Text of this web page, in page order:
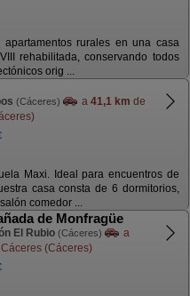
rurales en una casa
rehabilitada, conservando todos
orig ...
(Cáceres) a 41,1 km de
Maxi. Ideal para encuentros de
casa consta de 6 dormitorios,
comedor ...
de Monfragüe
El Rubio (Cáceres)
a
(Cáceres)